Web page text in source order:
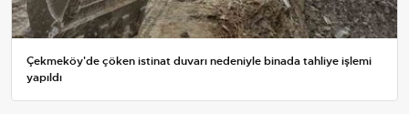
Çekmeköy'de çöken istinat duvarı nedeniyle binada tahliye işlemi
yapıldı